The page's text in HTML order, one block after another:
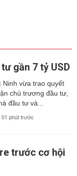
gần 7 tỷ USD
Ninh vừa trao quyết
chủ trương đầu tư,
đầu tư và...
01 phút trước
trước cơ hội